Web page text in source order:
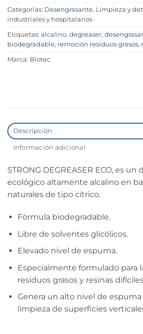
Categorías: Desengrasante, Limpieza y
industriales y hospitalarios
Etiquetas: alcalino, degreaser,
biodegradable, remoción residuos grasos,
Marca: Biotec
Descripción
Información adicional
STRONG DEGREASER ECO, es
ecológico altamente alcalino en
naturales de tipo cítrico.
Fórmula biodegradable. 
Libre de solventes glicólicos. 
Elevado nivel de espuma. 
Especialmente formulado para
residuos grasos y resinas difíciles
Genera un alto nivel de espuma
limpieza de superficies